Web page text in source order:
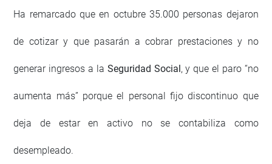
Ha remarcado que en octubre 35.000 personas dejaron
de cotizar y que pasarán a cobrar prestaciones y no
generar ingresos a la Seguridad Social, y que el paro “no
aumenta más” porque el personal fijo discontinuo que
deja de estar en activo no se contabiliza como
desempleado.